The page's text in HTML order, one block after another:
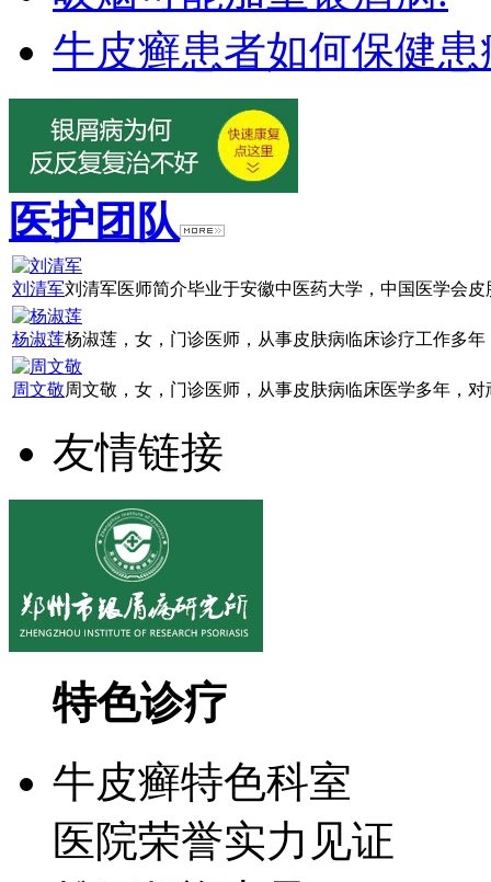
牛皮癣患者如何保健
医护团队
刘清军刘清军医师简介毕业于安徽中医药大学，中国医学会
杨淑莲杨淑莲，女，门诊医师，从事皮肤病临床诊疗工作多
周文敬周文敬，女，门诊医师，从事皮肤病临床医学多年，
友情链接
特色诊疗
牛皮癣特色科室
医院荣誉实力见证